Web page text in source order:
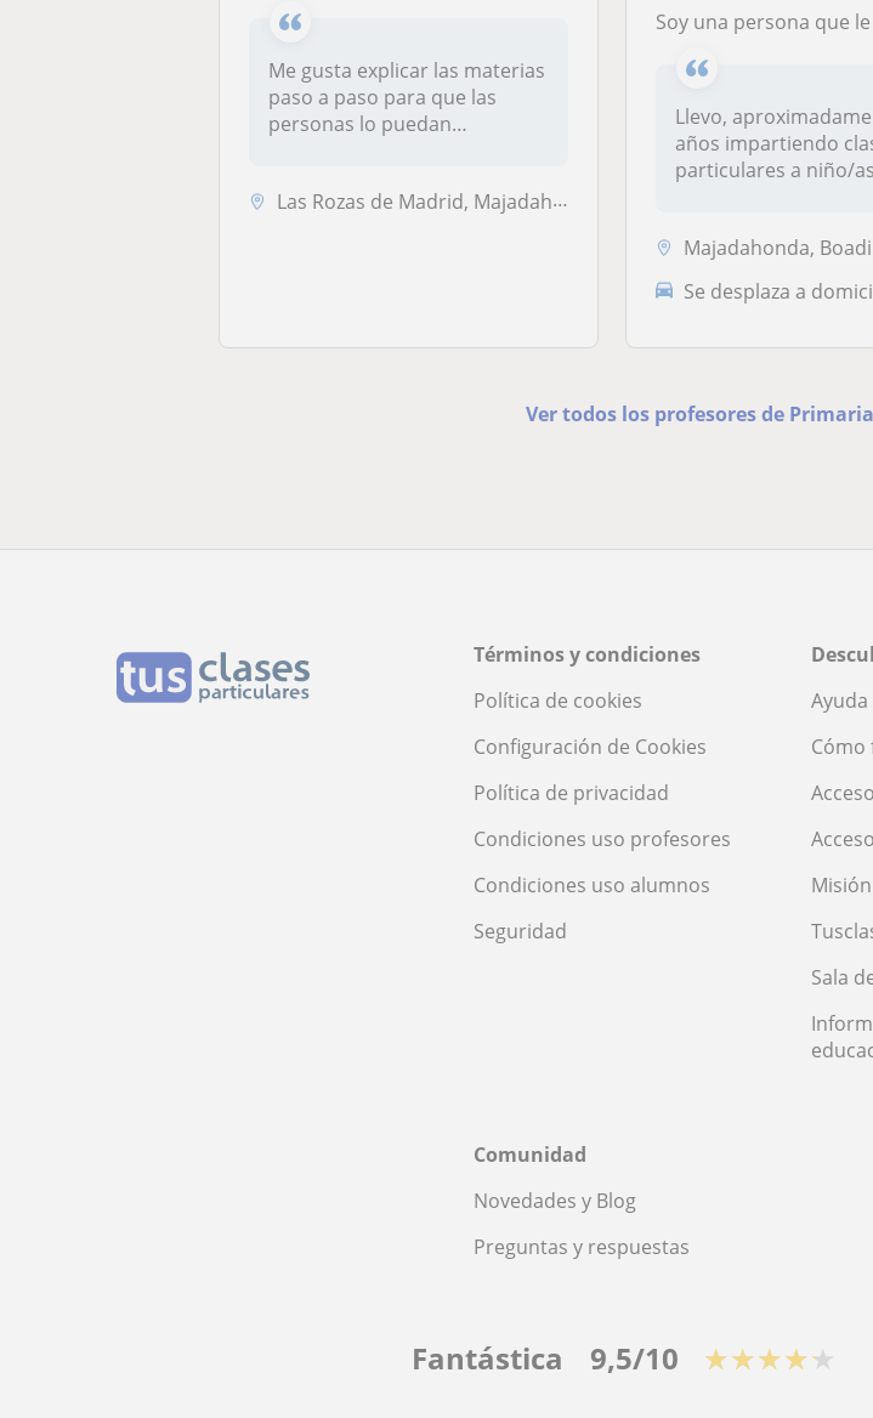
Me gusta explicar las materias
paso a paso para que las
personas lo puedan
Las Rozas de Madrid, Majadahonda
Soy una persona que le pone muchas ganas a cada cosa que hace. Me involucro desde el minuto uno. Tengo mucha paciencia y empatizo en seguida. Se me da muy bien
Llevo,
años impartiendo
particulares a niño/
Majadahonda, Boadilla del Monte, Las Rozas de
Se desplaza a
Ver todos los profesores de
Términos y condiciones
Política de cookies
Configuración de Cookies
Política de privacidad
Condiciones uso profesores
Condiciones uso alumnos
Seguridad
Ayuda
Cómo
Sala
Comunidad
Novedades y Blog
Preguntas y respuestas
Fantástica 9,5/10 ★★★★★